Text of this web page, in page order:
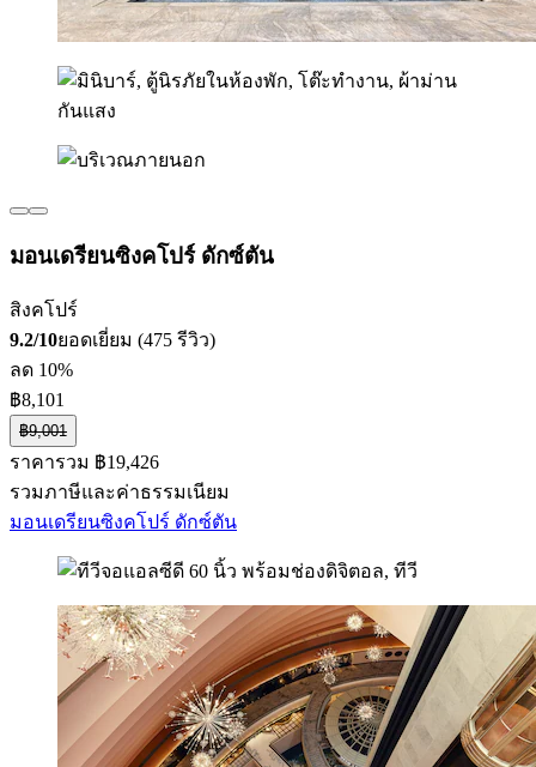
มอนเดรียนซิงคโปร์ ดักซ์ตัน
สิงคโปร์
9.2/10ยอดเยี่ยม (475 รีวิว)
ลด 10%
฿8,101
฿9,001
ราคารวม ฿19,426
รวมภาษีและค่าธรรมเนียม
มอนเดรียนซิงคโปร์ ดักซ์ตัน